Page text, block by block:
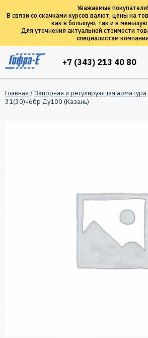
Уважаемые покупатели!
В связи со скачками курсов валют, цены на
как в большую, так и в меньшую
Для уточнения актуальной стоимости
специалистам
+7 (343) 213 40 80
Главная /Запорная и регулирующая арматура
31(30)ч6бр Ду100 (Казань)